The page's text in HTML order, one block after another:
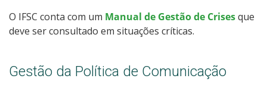
O IFSC conta com um Manual de Gestão de Crisesque
deve ser consultado em situações críticas.
Gestão da Política de Comunicação